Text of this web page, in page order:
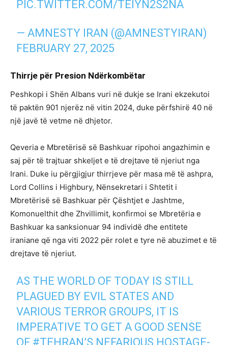
PIC.TWITTER.COM/TEIYN2S2NA
— AMNESTY IRAN (@AMNESTYIRAN)
FEBRUARY 27, 2025
Thirrje për Presion Ndërkombëtar
Peshkopi i Shën Albans vuri në dukje se Irani ekzekutoi
të paktën 901 njerëz në vitin 2024, duke përfshirë 40 në
një javë të vetme në dhjetor.
Qeveria e Mbretërisë së Bashkuar ripohoi angazhimin e
saj për të trajtuar shkeljet e të drejtave të njeriut nga
Irani. Duke iu përgjigjur thirrjeve për masa më të ashpra,
Lord Collins i Highbury, Nënsekretari i Shtetit i
Mbretërisë së Bashkuar për Çështjet e Jashtme,
Komonuelthit dhe Zhvillimit, konfirmoi se Mbretëria e
Bashkuar ka sanksionuar 94 individë dhe entitete
iraniane që nga viti 2022 për rolet e tyre në abuzimet e të
drejtave të njeriut.
AS THE WORLD OF TODAY IS STILL
PLAGUED BY EVIL STATES AND
VARIOUS TERROR GROUPS, IT IS
IMPERATIVE TO GET A GOOD SENSE
OF #TEHRAN’S NEFARIOUS HOSTAGE-